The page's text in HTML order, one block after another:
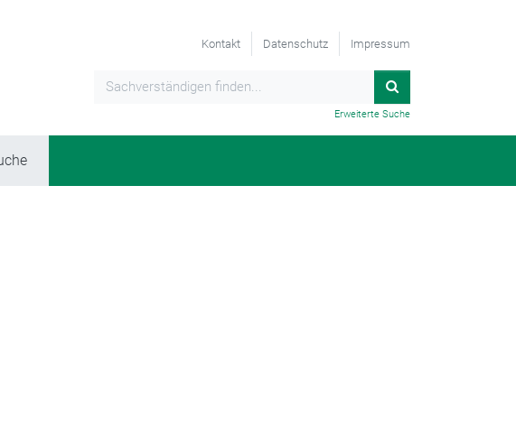
Kontakt Datenschutz Impressum
Erweiterte Suche